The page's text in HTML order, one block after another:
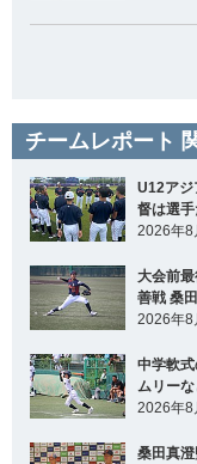
チームレポート
U12アジ
督は選
2026年8
大会前
善戦 桑
2026年8
中学軟
ムリーな
2026年8
桑田真